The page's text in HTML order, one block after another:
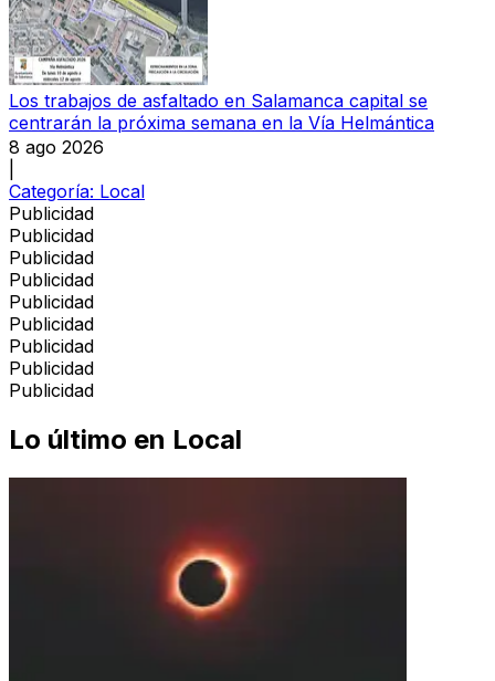
Los trabajos de asfaltado en Salamanca capital se
centrarán la próxima semana en la Vía Helmántica
8 ago 2026
Categoría: Local
Publicidad
Publicidad
Publicidad
Publicidad
Publicidad
Publicidad
Publicidad
Publicidad
Publicidad
Lo último en Local